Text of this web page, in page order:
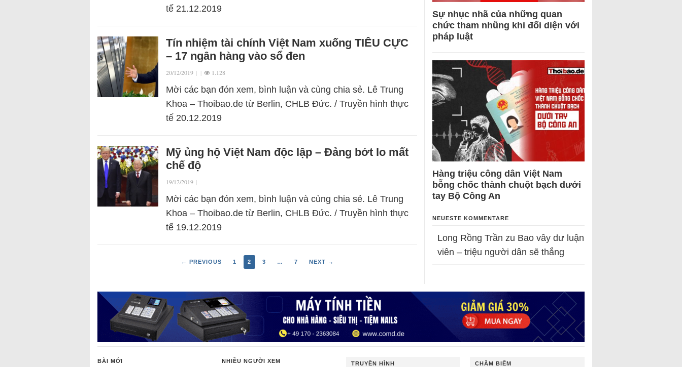
tế 21.12.2019
Tín nhiệm tài chính Việt Nam xuống TIÊU CỰC
– 17 ngân hàng vào sổ đen
20/12/2019 | | 1.128
Mời các bạn đón xem, bình luận và cùng chia sẻ. Lê Trung
Khoa – Thoibao.de từ Berlin, CHLB Đức. / Truyền hình thực
tế 20.12.2019
Mỹ ủng hộ Việt Nam độc lập – Đảng bớt lo mất
chế độ
19/12/2019 |
Mời các bạn đón xem, bình luận và cùng chia sẻ. Lê Trung
Khoa – Thoibao.de từ Berlin, CHLB Đức. / Truyền hình thực
tế 19.12.2019
← PREVIOUS 1 2 3 … 7 NEXT →
Sự nhục nhã của những quan
chức tham nhũng khi đối diện với
pháp luật
Hàng triệu công dân Việt Nam
bỗng chốc thành chuột bạch dưới
tay Bộ Công An
NEUESTE KOMMENTARE
Long Rồng Trần zu Bao vây dư luận
viên – triệu người dân sẽ thắng
BÀI MỚI NHIỀU NGƯỜI XEM TRUYỀN HÌNH CHÂM BIẾM